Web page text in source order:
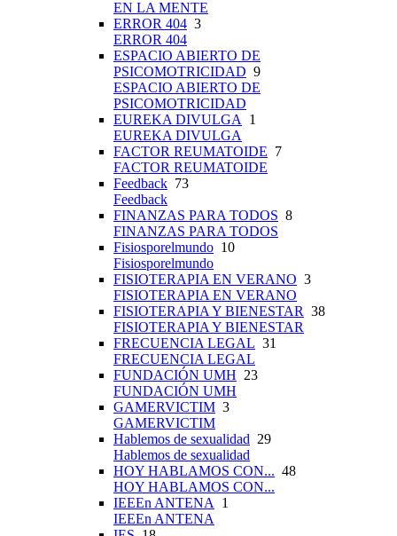
EN LA MENTE
ERROR 404 3
ERROR 404
ESPACIO ABIERTO DE
PSICOMOTRICIDAD 9
ESPACIO ABIERTO DE
PSICOMOTRICIDAD
EUREKA DIVULGA
1
EUREKA DIVULGA
FACTOR REUMATOIDE 7
FACTOR REUMATOIDE
Feedback 73
Feedback
FINANZAS PARA TODOS 8
FINANZAS PARA TODOS
Fisiosporelmundo 10
Fisiosporelmundo
FISIOTERAPIA EN VERANO 3
FISIOTERAPIA EN VERANO
FISIOTERAPIA Y BIENESTAR 38
FISIOTERAPIA Y BIENESTAR
FRECUENCIA LEGAL 31
FRECUENCIA LEGAL
FUNDACIÓN UMH 23
FUNDACIÓN UMH
GAMERVICTIM 3
GAMERVICTIM
Hablemos de sexualidad 29
Hablemos de sexualidad
HOY HABLAMOS CON... 48
HOY HABLAMOS CON...
IEEEn ANTENA
1
IEEEn ANTENA